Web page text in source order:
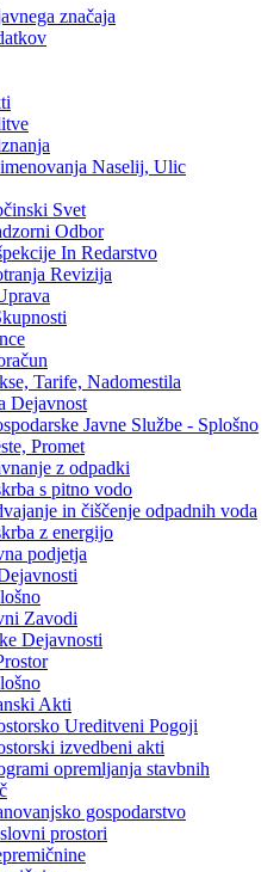
značaja
Naselij, Ulic
Svet
Odbor
In Redarstvo
Revizija
Tarife, Nadomestila
Dejavnost
Javne Službe - Splošno
Promet
z odpadki
s pitno vodo
in čiščenje odpadnih voda
z energijo
podjetja
Zavodi
Dejavnosti
Akti
Ureditveni Pogoji
izvedbeni akti
opremljanja stavbnih
gospodarstvo
prostori